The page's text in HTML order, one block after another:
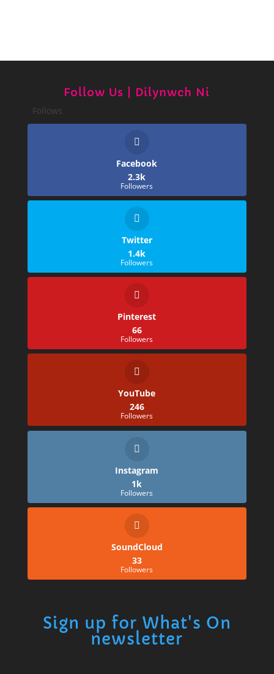
Follow Us | Dilynwch Ni
Follows
Facebook
2.3k
Followers
Twitter
1.4k
Followers
Pinterest
66
Followers
YouTube
246
Followers
Instagram
1k
Followers
SoundCloud
33
Followers
Sign up for What's On
newsletter